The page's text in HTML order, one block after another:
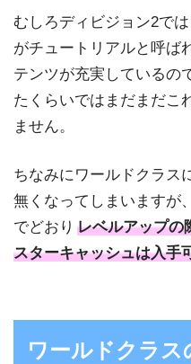
むしろディビジョン2で
がチュートリアルと呼ば
テンツが充実しているの
たくらいではまだまだこ
ません。
ちなみにワールドクラス
無くなってしまいますが
でどおり レベルアップの
スターキャッシュは入手
ワールドクラス